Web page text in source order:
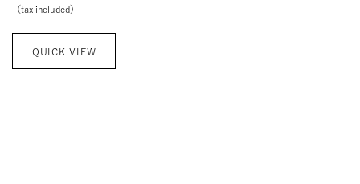
（tax included）
QUICK VIEW